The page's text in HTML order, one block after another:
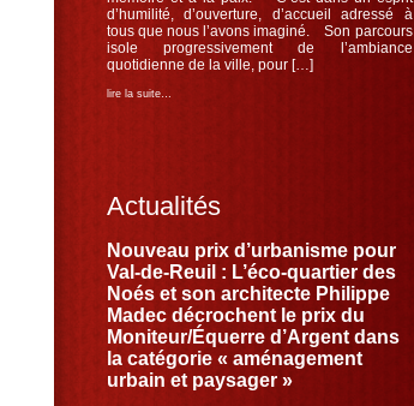
d’humilité, d’ouverture, d’accueil adressé à
tous que nous l’avons imaginé. Son parcours
isole progressivement de l’ambiance
quotidienne de la ville, pour […]
lire la suite…
Actualités
Nouveau prix d’urbanisme pour
Val-de-Reuil : L’éco-quartier des
Noés et son architecte Philippe
Madec décrochent le prix du
Moniteur/Équerre d’Argent dans
la catégorie « aménagement
urbain et paysager »